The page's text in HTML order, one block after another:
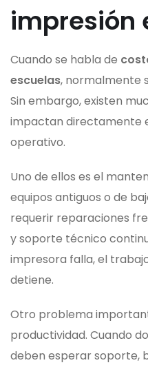
impresión
Cuando se habla de
escuelas, normalmente
Sin embargo, existen
impactan directamente
operativo.
Uno de ellos es el
equipos antiguos o de
requerir reparaciones
y soporte técnico
impresora falla, el
detiene.
Otro problema
productividad. Cuando
deben esperar soporte,